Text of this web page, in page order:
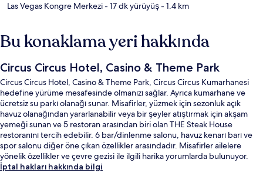
Las Vegas Kongre Merkezi- 17 dk yürüyüş- 1.4 km
Bu konaklama yeri hakkında
Circus Circus Hotel, Casino & Theme Park
Circus Circus Hotel, Casino & Theme Park, Circus Circus Kumarhanesi
hedefine yürüme mesafesinde olmanızı sağlar. Ayrıca kumarhane ve
ücretsiz su parkı olanağı sunar. Misafirler, yüzmek için sezonluk açık
havuz olanağından yararlanabilir veya bir şeyler atıştırmak için akşam
yemeği sunan ve 5 restoran arasından biri olan THE Steak House
restoranını tercih edebilir. 6 bar/dinlenme salonu, havuz kenarı barı ve
spor salonu diğer öne çıkan özellikler arasındadır. Misafirler ailelere
yönelik özellikler ve çevre gezisi ile ilgili harika yorumlarda bulunuyor.
Konaklama yeri toplu taşımaya yakındır, Las Vegas Hilton Monorail
İptal hakları hakkında bilgi